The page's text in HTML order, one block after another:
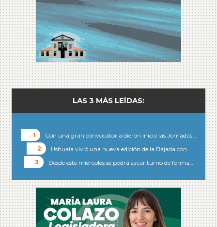
LAS 3 MÁS LEÍDAS:
Con una gran convocatoria dieron inicio las Jornadas…
Ushuaia vivió una nueva edición de la Bajada con…
Desde este miércoles se podrá sacar turno de forma…